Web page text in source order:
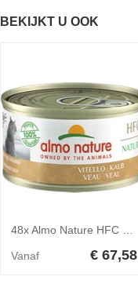
BEKIJKT U OOK
Vanaf € 67,58